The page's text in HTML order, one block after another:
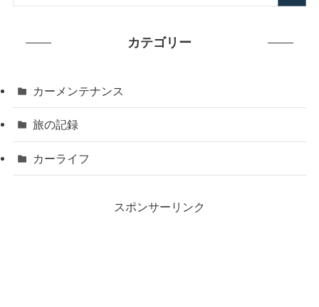
カテゴリー
カーメンテナンス
旅の記録
カーライフ
スポンサーリンク